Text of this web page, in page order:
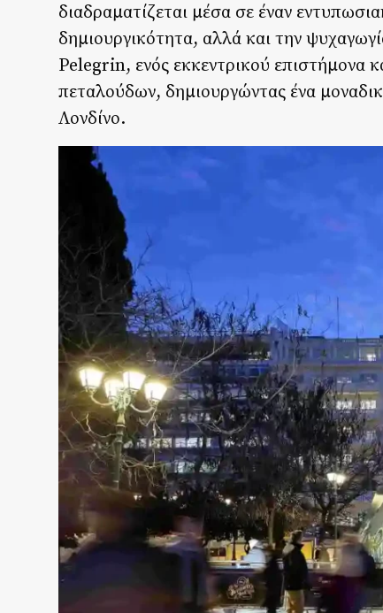
διαδραματίζεται μέσα σε έναν
δημιουργικότητα, αλλά και την
Pelegrin, ενός εκκεντρικού επιστήμονα
πεταλούδων, δημιουργώντας ένα
Λονδίνο.